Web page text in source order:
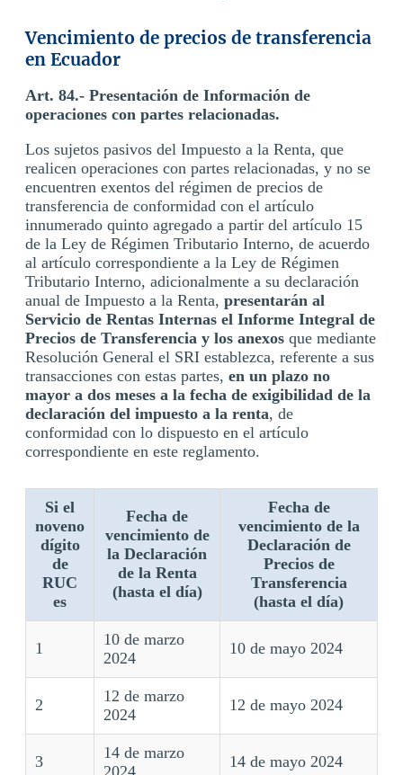
Vencimiento de precios de transferencia
en Ecuador
Art. 84.- Presentación de Información de
operaciones con partes relacionadas.
Los sujetos pasivos del Impuesto a la Renta, que
realicen operaciones con partes relacionadas, y no se
encuentren exentos del régimen de precios de
transferencia de conformidad con el artículo
innumerado quinto agregado a partir del artículo 15
de la Ley de Régimen Tributario Interno, de acuerdo
al artículo correspondiente a la Ley de Régimen
Tributario Interno, adicionalmente a su declaración
anual de Impuesto a la Renta, presentarán al
Servicio de Rentas Internas el Informe Integral de
Precios de Transferencia y los anexos que mediante
Resolución General el SRI establezca, referente a sus
transacciones con estas partes, en un plazo no
mayor a dos meses a la fecha de exigibilidad de la
declaración del impuesto a la renta, de
conformidad con lo dispuesto en el artículo
correspondiente en este reglamento.
Si el
noveno
dígito
de
RUC
es
Fecha de
vencimiento de
la Declaración
de la Renta
(hasta el día)
Fecha de
vencimiento de la
Declaración de
Precios de
Transferencia
(hasta el día)
1
10 de marzo
2024
10 de mayo 2024
2
12 de marzo
2024
12 de mayo 2024
3
14 de marzo
2024
14 de mayo 2024